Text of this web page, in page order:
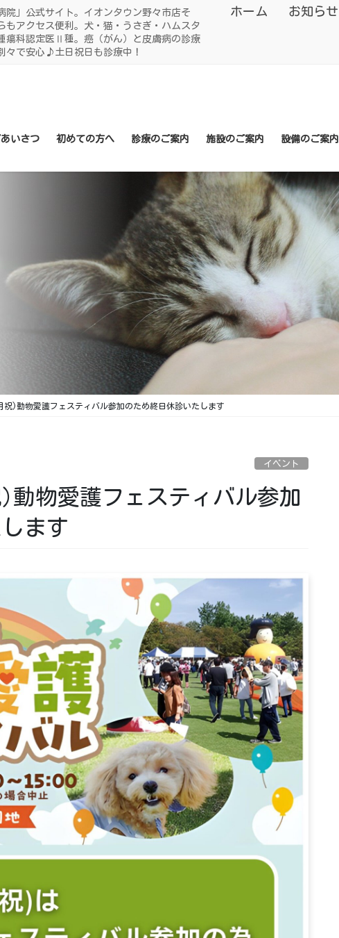
院」公式サイト。イオンタウン野々市店そ
もアクセス便利。犬・猫・うさぎ・ハムスタ
瘍科認定医Ⅱ種。癌（がん）と皮膚病の診療
々で安心♪土日祝日も診療中！
ホーム お知らせ
あいさつ 初めての方へ 診療のご案内 施設のご案内 設備のご案内
祝)動物愛護フェスティバル参加のため終日休診いたします
イベント
動物愛護フェスティバル参加
ます